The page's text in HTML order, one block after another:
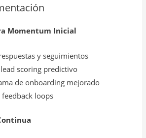
Momentum Inicial
y seguimientos
scoring predictivo
de onboarding mejorado
feedback loops